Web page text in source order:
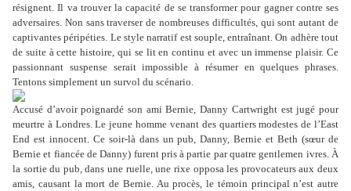
résignent. Il va trouver la capacité de se transformer pour gagner contre ses
adversaires. Non sans traverser de nombreuses difficultés, qui sont autant de
captivantes péripéties. Le style narratif est souple, entraînant. On adhère tout
de suite à cette histoire, qui se lit en continu et avec un immense plaisir. Ce
passionnant suspense serait impossible à résumer en quelques phrases.
Tentons simplement un survol du scénario.
Accusé d’avoir poignardé son ami Bernie, Danny Cartwright est jugé pour
meurtre à Londres. Le jeune homme venant des quartiers modestes de l’East
End est innocent. Ce soir-là dans un pub, Danny, Bernie et Beth (sœur de
Bernie et fiancée de Danny) furent pris à partie par quatre gentlemen ivres. À
la sortie du pub, dans une ruelle, une rixe opposa les provocateurs aux deux
amis, causant la mort de Bernie. Au procès, le témoin principal n’est autre